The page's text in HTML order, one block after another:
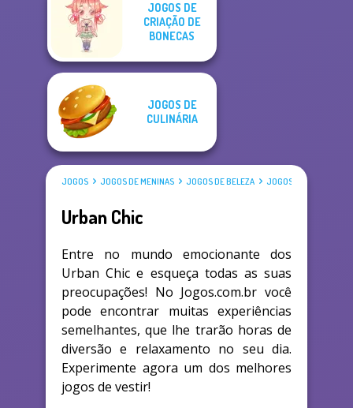
JOGOS DE
CRIAÇÃO DE
BONECAS
JOGOS DE
CULINÁRIA
JOGOS JOGOS DE MENINAS JOGOS DE BELEZA JOGOS DE VESTIR
Urban Chic
Entre no mundo emocionante dos
Urban Chic e esqueça todas as suas
preocupações! No Jogos.com.br você
pode encontrar muitas experiências
semelhantes, que lhe trarão horas de
diversão e relaxamento no seu dia.
Experimente agora um dos melhores
jogos de vestir!